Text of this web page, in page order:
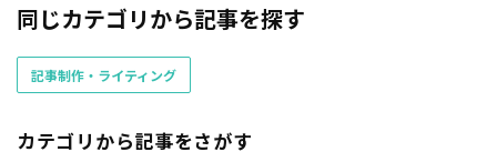
同じカテゴリから記事を探す
記事制作・ライティング
カテゴリから記事をさがす